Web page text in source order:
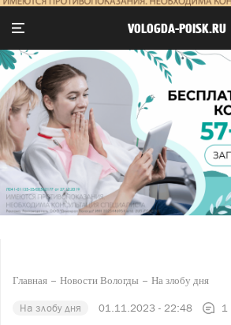
VOLOGDA-POISK.RU
Главная Новости Вологды На злобу дня
На злобу дня 01.11.2023 - 22:48 1